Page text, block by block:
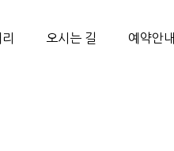
오시는 길 예약안내